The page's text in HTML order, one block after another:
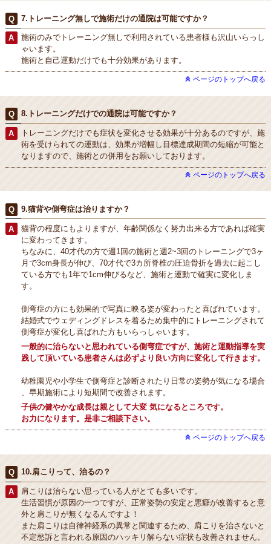
7.トレーニング無しで施術だけの通院は可能ですか？
施術のみでトレーニング無しで利用されている患者様も沢山いらっし
ゃいます。
施術と自己運動だけでも十分効果があります。
ページのトップへ戻る
8.トレーニングだけでの通院は可能ですか？
トレーニングだけでも症状を変化させる効果が十分あるのですが、施
術を受けられての運動は、効果が増幅し目標達成期間の短縮が可能と
なりますので、施術との併用をお願いしております。
ページのトップへ戻る
9.猫背や側弯症は治りますか？
猫背の程度にもよりますが、年齢関係なく努力出来る方であれば確実
に変わってきます。
ちなみに、40才代の方で週1回の施術と週2~3回のトレーニングで3ヶ
月で3cm身長が伸び、70才代で3カ所脊椎の圧迫骨折を過去に起こし
ている方でも1年で1cm伸びるなど、施術と運動で確実に変化しま
す。
側弯症の方にも効果的で写真に映る姿が変わったと喜ばれています。
結婚式でウェディングドレスを着るため集中的にトレーニングされて
側弯症が変化し喜ばれた方もいらっしゃいます。
一般的に治らないと思われている側弯症ですが、施術と運動指導を実
践して頂いている患者さんは必ずより良い方向に変化して行きます。
幼稚園児や小学生で側弯症と診断されたり日常の姿勢が気になる場合
、早期施術により短期間で改善されます。
子供の健やかな成長は親として大変 気になるところです。
お力になります。是非ご相談下さい。
ページのトップへ戻る
10.肩こりって、治るの？
肩こりは治らない思っている人がとても多いです。
生活習慣が原因の一つですが、正常姿勢の安定と悪癖が改善すると意
外と肩こりが無くなるんですよ！
また肩こりは自律神経系の異常と関連するため、肩こりを治さないと
不定愁訴と言われる原因のハッキリ解らない症状も改善されません。